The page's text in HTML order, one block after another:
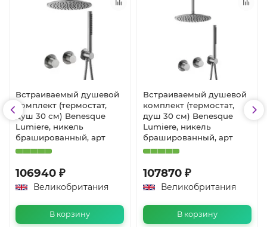
Встраиваемый душевой
комплект (термостат,
душ 30 см) Benesque
Lumiere, никель
брашированный, арт
106940 ₽
Великобритания
В корзину
Встраиваемый душевой
комплект (термостат,
душ 30 см) Benesque
Lumiere, никель
брашированный, арт
107870 ₽
Великобритания
В корзину